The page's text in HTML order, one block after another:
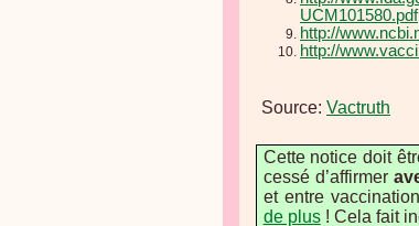
UCM101580.pdf
http://
http://
Source: Vactruth
Cette notice doit
cessé d’affirmer
et entre
de plus! Cela fait